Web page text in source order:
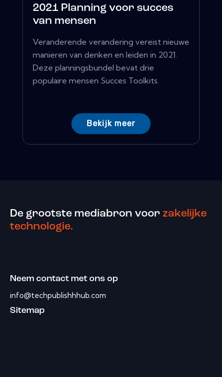
2021 Planning voor succes
van mensen
Veranderende verandering vereist nieuwe
manieren van denken en leiden in 2021.
Deze planningsbundel bevat drie
populaire mensen Succes Toolkits.
Bekijk meer
De grootste mediabron voor zakelijke
technologie.
Neem contact met ons op
info@techpublishhhub.com
Sitemap